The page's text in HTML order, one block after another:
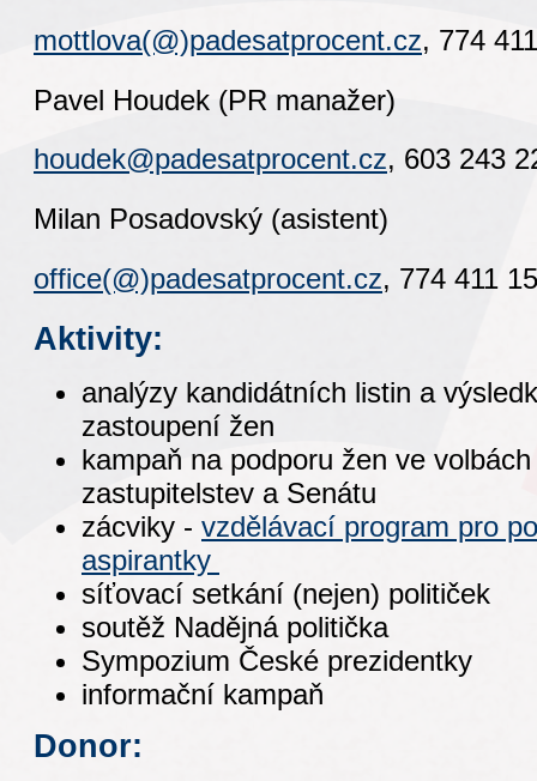
mottlova(@)padesatprocent.cz, 774
Pavel Houdek (PR manažer)
houdek@padesatprocent.cz, 603 243
Milan Posadovský (asistent)
office(@)padesatprocent.cz, 774 411
Aktivity:
analýzy kandidátních listin a
zastoupení žen
kampaň na podporu žen ve
zastupitelstev a Senátu
zácviky - vzdělávací program pro
aspirantky
síťovací setkání (nejen) političek
soutěž Nadějná politička
Sympozium České prezidentky
informační kampaň
Donor: